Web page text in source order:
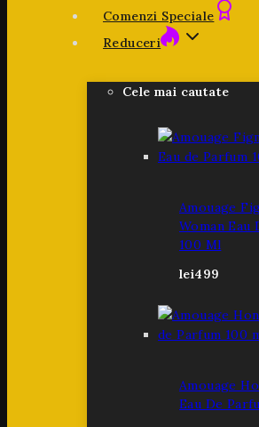
Comenzi Speciale
Reduceri
Cele mai cautate
Amouage
Woman Eau
100 Ml
lei499
Amouage
Eau De